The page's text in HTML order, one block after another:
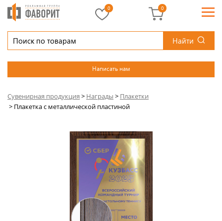
Найти
Написать нам
0 0
Сувенирная продукция > Награды > Плакетки
> Плакетка с металлической пластиной